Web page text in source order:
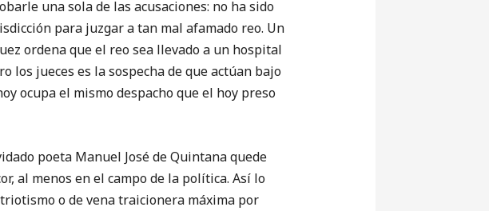
una sola de las acusaciones: no ha sido
para juzgar a tan mal afamado reo. Un
ordena que el reo sea llevado a un hospital
los jueces es la sospecha de que actúan bajo
ocupa el mismo despacho que el hoy preso
poeta Manuel José de Quintana quede
al menos en el campo de la política. Así lo
o de vena traicionera máxima por